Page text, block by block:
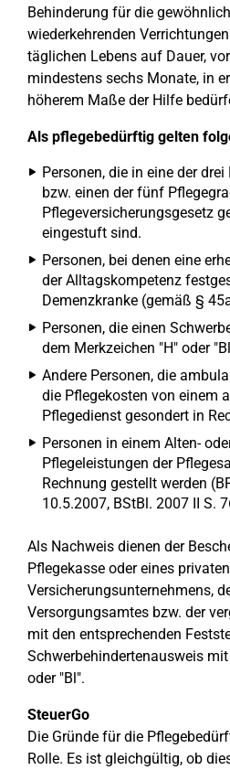
Behinderung für die
wiederkehrenden
täglichen Lebens auf Dauer,
mindestens sechs Monate, in
höherem Maße der Hilfe
Als pflegebedürftig gelten
Personen, die in eine der
bzw. einen der fünf
Pflegeversicherungsgesetz
eingestuft sind.
Personen, bei denen eine
der Alltagskompetenz
Demenzkranke (gemäß §
Personen, die einen
dem Merkzeichen "H" oder
Andere Personen, die
die Pflegekosten von einem
Pflegedienst gesondert in
Personen in einem Alten-
Pflegeleistungen der
Rechnung gestellt werden
10.5.2007, BStBl. 2007 II S.
Als Nachweis dienen der
Pflegekasse oder eines privaten
Versicherungsunternehmens,
Versorgungsamtes bzw. der
mit den entsprechenden
Schwerbehindertenausweis
oder "Bl".
SteuerGo
Die Gründe für die
Rolle. Es ist gleichgültig, ob